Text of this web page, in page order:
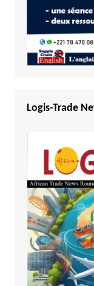
Logis-Trade